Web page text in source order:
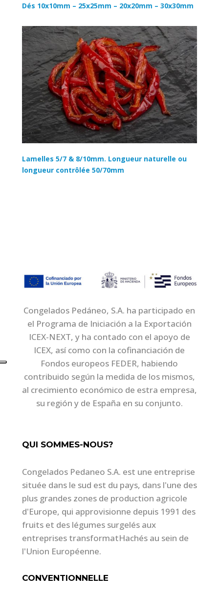
Dés 10x10mm – 25x25mm – 20x20mm – 30x30mm
Lamelles 5/7 & 8/10mm. Longueur naturelle ou
longueur contrôlée 50/70mm
Congelados Pedáneo, S.A. ha participado en
el Programa de Iniciación a la Exportación
ICEX-NEXT, y ha contado con el apoyo de
ICEX, así como con la cofinanciación de
Fondos europeos FEDER, habiendo
contribuido según la medida de los mismos,
al crecimiento económico de estra empresa,
su región y de España en su conjunto.
QUI SOMMES-NOUS?
Congelados Pedaneo S.A. est une entreprise
située dans le sud est du pays, dans l'une des
plus grandes zones de production agricole
d'Europe, qui approvisionne depuis 1991 des
fruits et des légumes surgelés aux
entreprises transformatHachés au sein de
l'Union Européenne.
CONVENTIONNELLE